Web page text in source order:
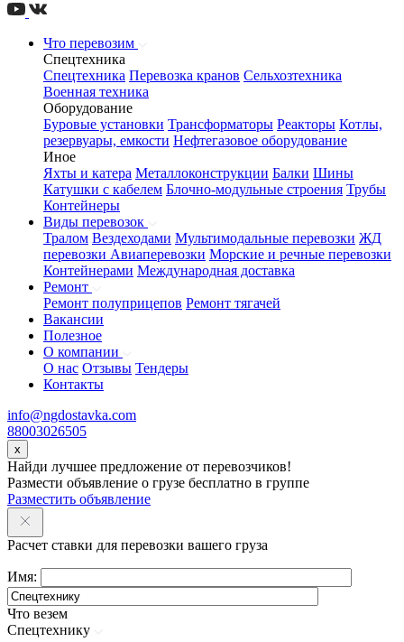
Что перевозим
Спецтехника
Спецтехника Перевозка кранов Сельхозтехника
Военная техника
Оборудование
Буровые установки Трансформаторы Реакторы Котлы,
резервуары, емкости Нефтегазовое оборудование
Иное
Яхты и катера Металлоконструкции Балки Шины
Катушки с кабелем Блочно-модульные строения Трубы
Контейнеры
Виды перевозок
Тралом Вездеходами Мультимодальные перевозки ЖД
перевозки Авиаперевозки Морские и речные перевозки
Контейнерами Международная доставка
Ремонт
Ремонт полуприцепов Ремонт тягачей
Вакансии
Полезное
О компании
О нас Отзывы Тендеры
Контакты
info@ngdostavka.com
88003026505
x
Найди лучшее предложение от перевозчиков!
Размести объявление о грузе бесплатно в группе
Разместить объявление
Расчет ставки для перевозки вашего груза
Имя:
Что везем
Спецтехнику